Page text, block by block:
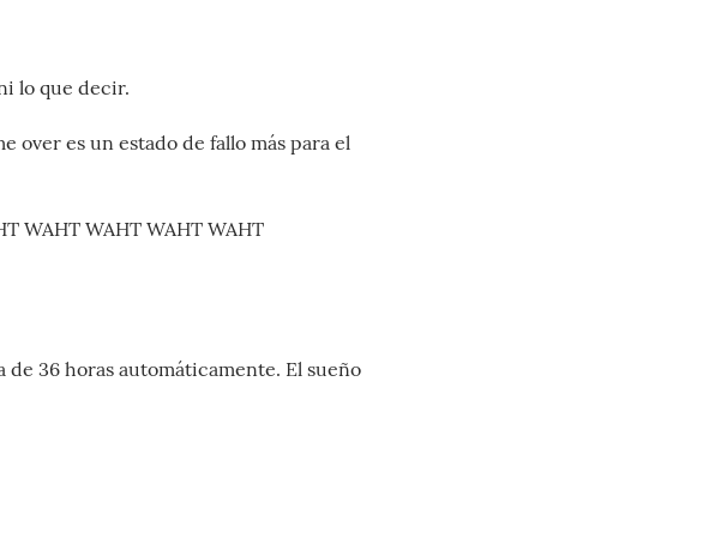
lo que decir.
over es un estado de fallo más para el
WAHT WAHT WAHT WAHT
de 36 horas automáticamente. El sueño